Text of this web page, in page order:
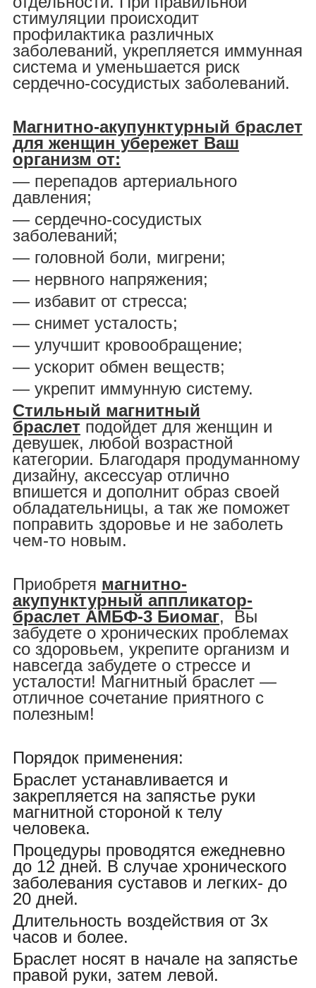
стимуляции происходит
профилактика различных
заболеваний, укрепляется иммунная
система и уменьшается риск
сердечно-сосудистых заболеваний.
Магнитно-акупунктурный браслет
для женщин убережет Ваш
организм от:
― перепадов артериального
давления;
― сердечно-сосудистых
заболеваний;
― головной боли, мигрени;
― нервного напряжения;
― избавит от стресса;
― снимет усталость;
― улучшит кровообращение;
― ускорит обмен веществ;
― укрепит иммунную систему.
Стильный магнитный
браслет подойдет для женщин и
девушек, любой возрастной
категории. Благодаря продуманному
дизайну, аксессуар отлично
впишется и дополнит образ своей
обладательницы, а так же поможет
поправить здоровье и не заболеть
чем-то новым.
Приобретя магнитно-
акупунктурный аппликатор-
браслет АМБФ-3 Биомаг, Вы
забудете о хронических проблемах
со здоровьем, укрепите организм и
навсегда забудете о стрессе и
усталости! Магнитный браслет ―
отличное сочетание приятного с
полезным!
Порядок применения:
Браслет устанавливается и
закрепляется на запястье руки
магнитной стороной к телу
человека.
Процедуры проводятся ежедневно
до 12 дней. В случае хронического
заболевания суставов и легких- до
20 дней.
Длительность воздействия от 3х
часов и более.
Браслет носят в начале на запястье
правой руки, затем левой.